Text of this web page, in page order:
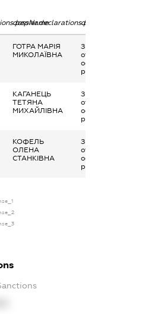
dossier.declarations.personName
ГОТРА МАРІЯ
МИКОЛАЇВНА
Заробітна плата
отримана за
основним місцем
роботи
КАГАНЕЦЬ
ТЕТЯНА
МИХАЙЛІВНА
Заробітна плата
отримана за
основним місцем
роботи
КОФЕЛЬ
ОЛЕНА
СТАНКІВНА
Заробітна плата
отримана за
основним місцем
роботи